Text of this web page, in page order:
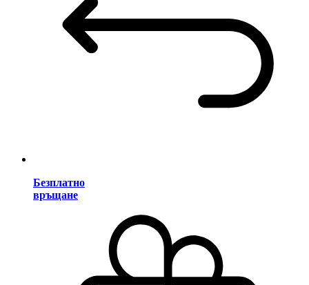
Безплатно
връщане